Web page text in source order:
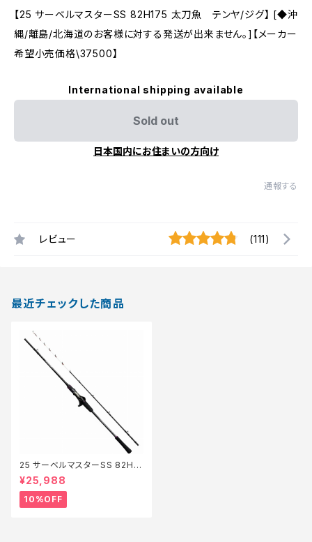
【25 サーベルマスターSS 82H175 太刀魚 テンヤ/ジグ】 [◆沖
縄/離島/北海道のお客様に対する発送が出来ません。]【メーカー
希望小売価格\37500】
International shipping available
Sold out
日本国内にお住まいの方向け
通報する
レビュー (111)
最近チェックした商品
25 サーベルマスターSS 82H1
75【継続セール_ロッド】【10】
¥25,988
10%OFF